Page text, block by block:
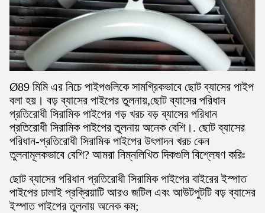
Ø89 মিমি এর নিচে পাইপগুলিকে সামগ্রিকভাবে ছোট ব্যাসের পাইপ
বলা হয়। বড় ব্যাসের পাইপের তুলনায়,ছোট ব্যাসের পরিধান
প্রতিরোধী সিরামিক পাইপের গড় খরচ বড় ব্যাসের পরিধান
প্রতিরোধী সিরামিক পাইপের তুলনায় অনেক বেশি।. ছোট ব্যাসের
পরিধান-প্রতিরোধী সিরামিক পাইপের উৎপাদন খরচ কেন
তুলনামূলকভাবে বেশি? আমরা নিম্নলিখিত দিকগুলি বিশ্লেষণ করিঃ
ছোট ব্যাসের পরিধান প্রতিরোধী সিরামিক পাইপের বাইরের ইস্পাত
পাইপের ঢালাই প্রক্রিয়াটি আরও জটিল এবং আউটপুটটি বড় ব্যাসের
ইস্পাত পাইপের তুলনায় অনেক কম;